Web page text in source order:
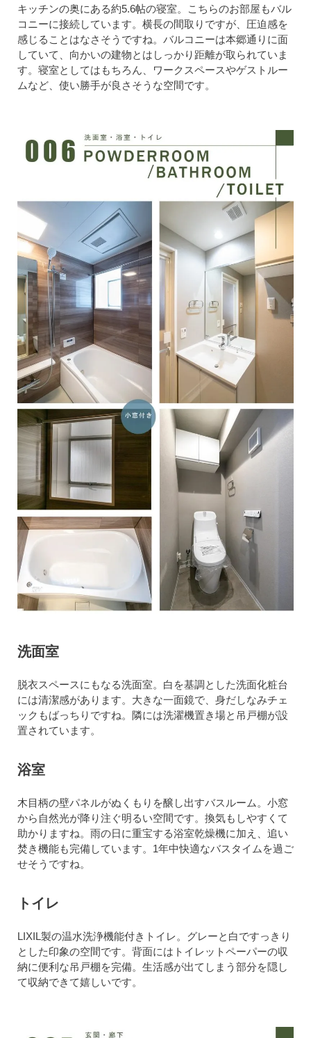
キッチンの奥にある約5.6帖の寝室。こちらのお部屋もバル
コニーに接続しています。横長の間取りですが、圧迫感を
感じることはなさそうですね。バルコニーは本郷通りに面
していて、向かいの建物とはしっかり距離が取られていま
す。寝室としてはもちろん、ワークスペースやゲストルー
ムなど、使い勝手が良さそうな空間です。
洗面室
脱衣スペースにもなる洗面室。白を基調とした洗面化粧台
には清潔感があります。大きな一面鏡で、身だしなみチェ
ックもばっちりですね。隣には洗濯機置き場と吊戸棚が設
置されています。
浴室
木目柄の壁パネルがぬくもりを醸し出すバスルーム。小窓
から自然光が降り注ぐ明るい空間です。換気もしやすくて
助かりますね。雨の日に重宝する浴室乾燥機に加え、追い
焚き機能も完備しています。1年中快適なバスタイムを過ご
せそうですね。
トイレ
LIXIL製の温水洗浄機能付きトイレ。グレーと白ですっきり
とした印象の空間です。背面にはトイレットペーパーの収
納に便利な吊戸棚を完備。生活感が出てしまう部分を隠し
て収納できて嬉しいです。